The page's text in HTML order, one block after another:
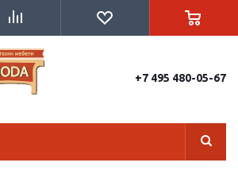
+7 495 480-05-67